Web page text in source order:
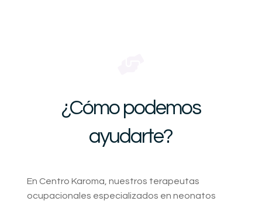
¿Cómo podemos
ayudarte?
En Centro Karoma, nuestros terapeutas
ocupacionales especializados en neonatos